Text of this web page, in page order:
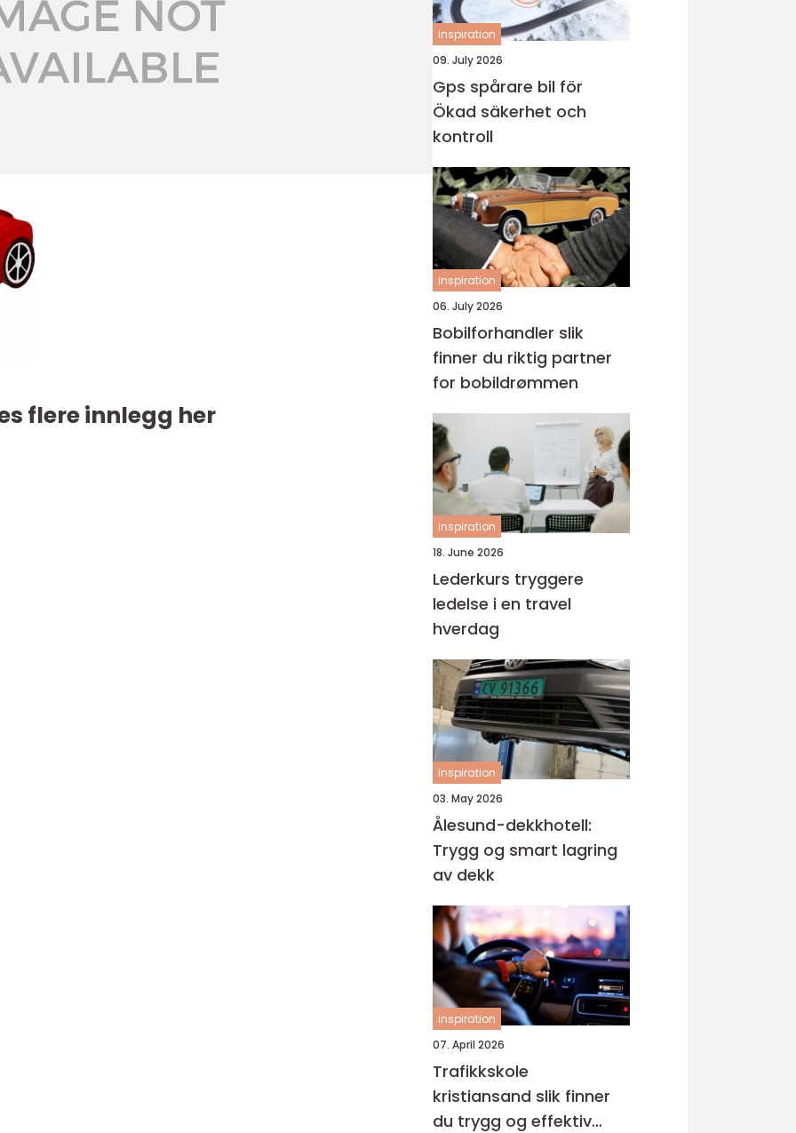
flere innlegg her
inspiration
09. July 2026
Gps spårare bil för
Ökad säkerhet och
kontroll
inspiration
06. July 2026
Bobilforhandler slik
finner du riktig partner
for bobildrømmen
inspiration
18. June 2026
Lederkurs tryggere
ledelse i en travel
hverdag
inspiration
03. May 2026
Ålesund-dekkhotell:
Trygg og smart lagring
av dekk
inspiration
07. April 2026
Trafikkskole
kristiansand slik finner
du trygg og effektiv